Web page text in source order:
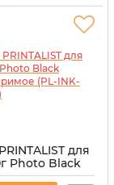
для
Photo Black
(PL-